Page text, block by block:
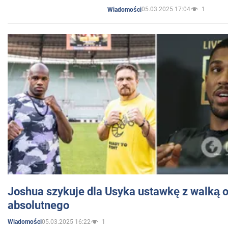
Wiadomości05.03.2025 17:04 1
Joshua szykuje dla Usyka ustawkę z walką
absolutnego
Wiadomości05.03.2025 16:22 1